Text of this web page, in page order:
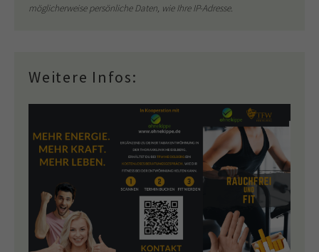
möglicherweise persönliche Daten, wie Ihre IP-Adresse.
Weitere Infos: